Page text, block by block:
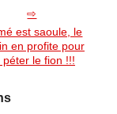
est saoule, le
en profite pour
péter le fion !!!